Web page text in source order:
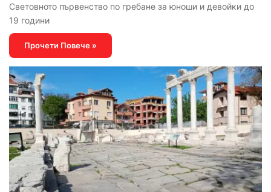
Световното първенство по гребане за юноши и девойки до
19 години
Прочети Повече »